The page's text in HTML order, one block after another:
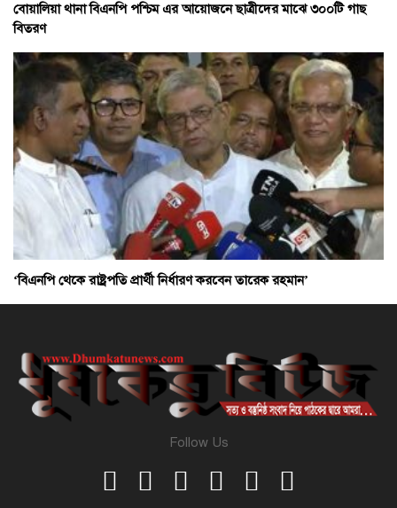
বোয়ালিয়া থানা বিএনপি পশ্চিম এর আয়োজনে ছাত্রীদের মাঝে ৩০০টি গাছ
বিতরণ
‘বিএনপি থেকে রাষ্ট্রপতি প্রার্থী নির্ধারণ করবেন তারেক রহমান’
Follow Us